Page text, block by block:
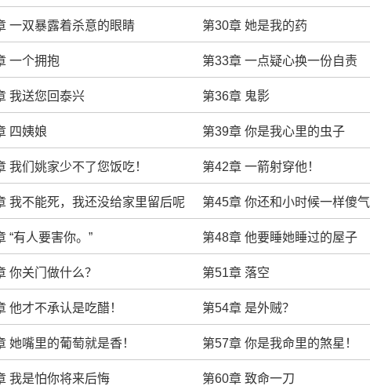
一双暴露着杀意的眼睛 第30章 她是我的药
一个拥抱 第33章 一点疑心换一份自责
我送您回泰兴 第36章 鬼影
四姨娘 第39章 你是我心里的虫子
我们姚家少不了您饭吃！ 第42章 一箭射穿他！
我不能死，我还没给家里留后呢 第45章 你还和小时候一样傻气
“有人要害你。” 第48章 他要睡她睡过的屋子
你关门做什么？ 第51章 落空
他才不承认是吃醋！ 第54章 是外贼？
她嘴里的葡萄就是香！ 第57章 你是我命里的煞星！
我是怕你将来后悔 第60章 致命一刀